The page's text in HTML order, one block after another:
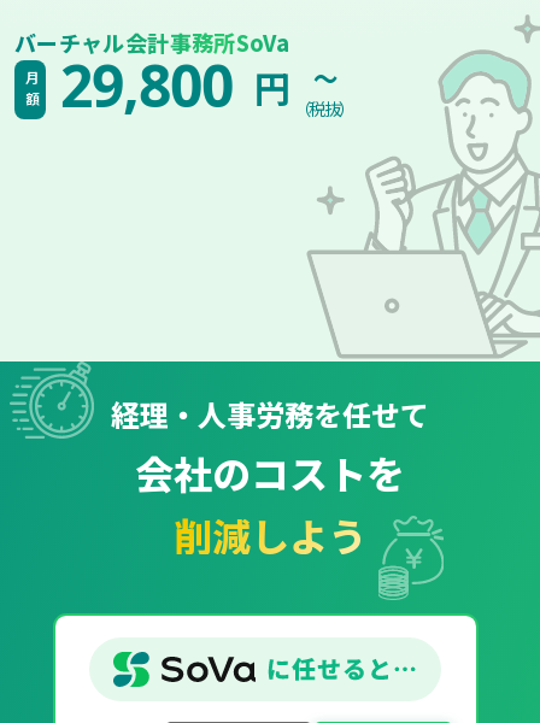
バーチャル会計事務所SoVa
月額 29,800 円 ~
（税抜）
経理・人事労務を任せて
会社のコストを
削減しよう